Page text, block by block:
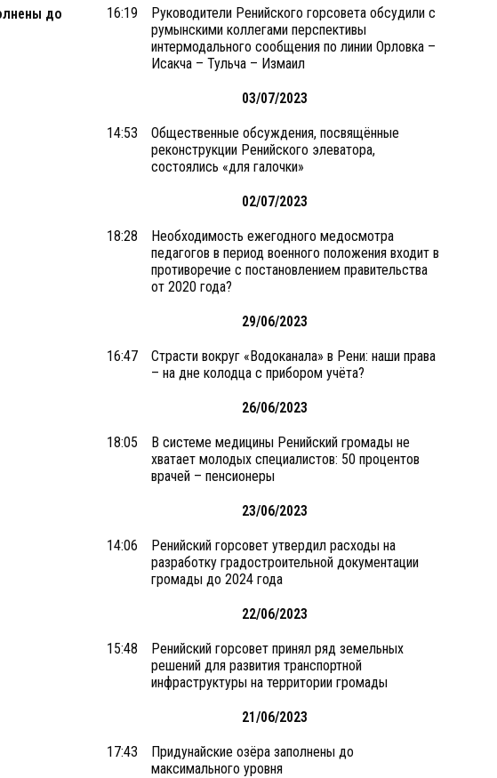
до
16:19
Руководители Ренийского горсовета обсудили с
румынскими коллегами перспективы
интермодального сообщения по линии Орловка –
Исакча – Тульча – Измаил
03/07/2023
14:53
Общественные обсуждения, посвящённые
реконструкции Ренийского элеватора,
состоялись «для галочки»
02/07/2023
18:28
Необходимость ежегодного медосмотра
педагогов в период военного положения входит в
противоречие с постановлением правительства
от 2020 года?
29/06/2023
16:47
Страсти вокруг «Водоканала» в Рени: наши права
– на дне колодца с прибором учёта?
26/06/2023
18:05
В системе медицины Ренийский громады не
хватает молодых специалистов: 50 процентов
врачей – пенсионеры
23/06/2023
14:06
Ренийский горсовет утвердил расходы на
разработку градостроительной документации
громады до 2024 года
22/06/2023
15:48
Ренийский горсовет принял ряд земельных
решений для развития транспортной
инфраструктуры на территории громады
21/06/2023
17:43
Придунайские озёра заполнены до
максимального уровня